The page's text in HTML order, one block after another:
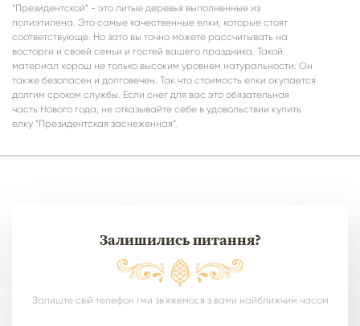
“Президентской” - это литые деревья выполненные из
полиэтилена. Это самые качественные елки, которые стоят
соответствующе. Но зато вы точно можете рассчитывать на
восторги и своей семьи и гостей вашего праздника. Такой
материал хорош не только высоким уровнем натуральности. Он
также безопасен и долговечен. Так что стоимость елки окупается
долгим сроком службы. Если снег для вас это обязательная
часть Нового года, не отказывайте себе в удовольствии купить
елку “Президентская заснеженная”.
Залишились питання?
Залиште свій телефон і ми зв'яжемося з вами найближчим часом